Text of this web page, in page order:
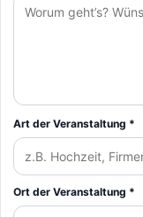
Art der Veranstaltung *
Ort der Veranstaltung *